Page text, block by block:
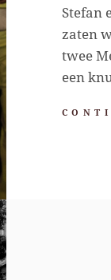
Stefan
zaten
twee
een